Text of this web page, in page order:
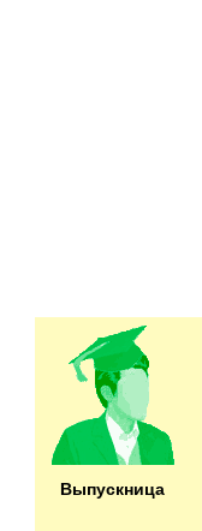
Выпускница